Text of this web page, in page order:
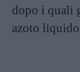
dopo i quali
azoto